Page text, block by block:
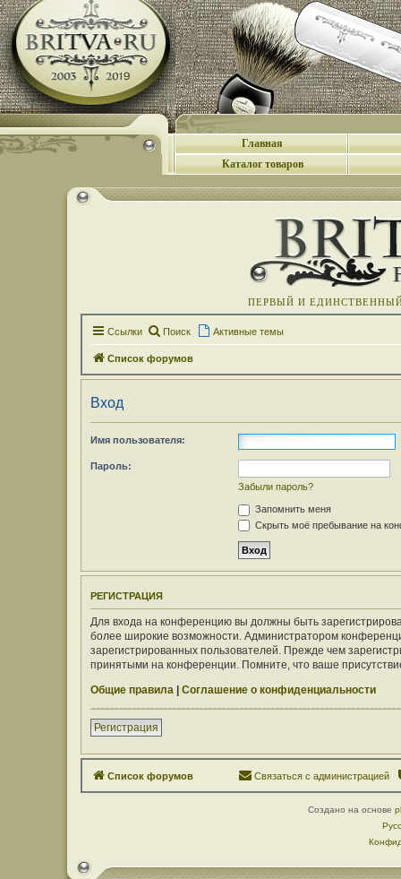
Главная
Каталог товаров
ПЕРВЫЙ И
Ссылки Поиск Активные темы
Список форумов
Вход
Имя пользователя:
Пароль:
Забыли пароль?
Запомнить меня
Скрыть моё пребывание на
РЕГИСТРАЦИЯ
Для входа на конференцию вы должны быть
более широкие возможности. Администратором
зарегистрированных пользователей. Прежде чем
принятыми на конференции. Помните, что ваше
Общие правила | Соглашение о конфиденциальности
Регистрация
Список форумов Связаться с администрацией
Создано на основе